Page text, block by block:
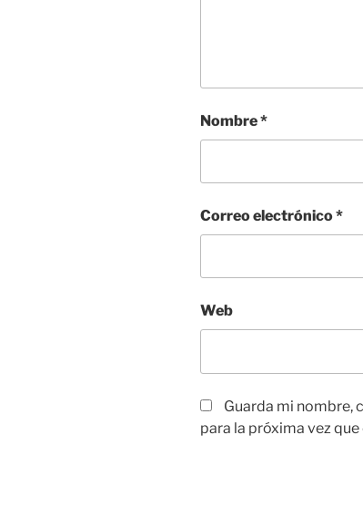
Nombre*
Correo electrónico*
Web
Guarda mi nombre,
para la próxima vez